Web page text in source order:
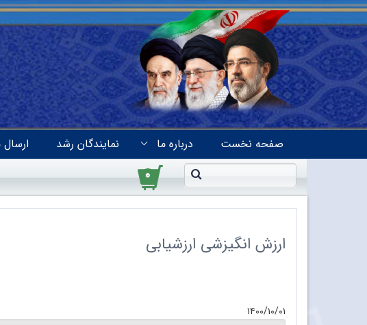
صفحه نخست درباره ما نمایندگان رشد ارسال
۰
ارزش انگیزشی ارزشیابی
۱۴۰۰/۱۰/۰۱